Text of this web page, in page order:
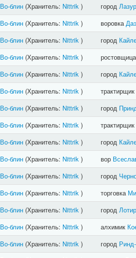
Во-блин(Хранитель: Nittrik ) город
Во-блин(Хранитель: Nittrik ) воровка
Во-блин(Хранитель: Nittrik ) город
Во-блин(Хранитель: Nittrik )
Во-блин(Хранитель: Nittrik ) город
Во-блин(Хранитель: Nittrik )
трактирщик
Во-блин(Хранитель: Nittrik ) город
Во-блин(Хранитель: Nittrik )
трактирщик
Во-блин(Хранитель: Nittrik ) город
Во-блин(Хранитель: Nittrik ) вор
Во-блин(Хранитель: Nittrik ) город
Во-блин(Хранитель: Nittrik ) торговка
Во-блин(Хранитель: Nittrik ) город
Во-блин(Хранитель: Nittrik ) алхимик
Во-блин(Хранитель: Nittrik ) город